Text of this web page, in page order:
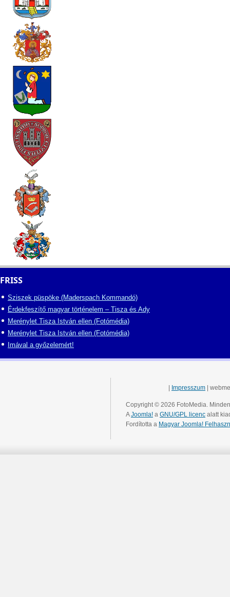
FRISS
Sziszek püspöke (Maderspach Kommandó)
Érdekfeszítő magyar történelem – Tisza és Ady
Merénylet Tisza István ellen (Fotómédia)
Merénylet Tisza István ellen (Fotómédia)
Imával a győzelemért!
Impresszum |
Copyright © 2026 FotoMedia.
AJoomla! a GNU/GPL licenc alatt
Fordította a Magyar Joomla!